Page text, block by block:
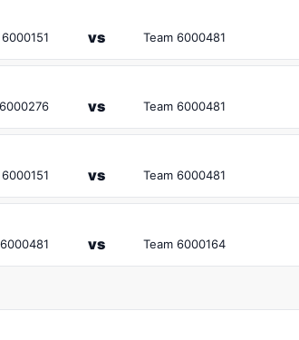
vs Team 6000481
vs Team 6000481
vs Team 6000481
vs Team 6000164